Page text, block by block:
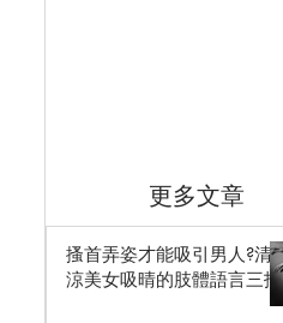
搔首弄姿才能吸引男人?清
涼美女吸晴的肢體語言三招
更多文章